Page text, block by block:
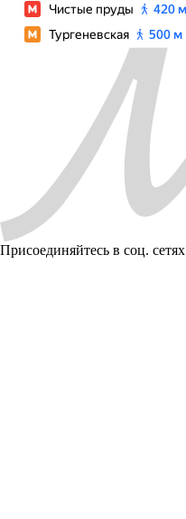
Присоединяйтесь в соц. сетях